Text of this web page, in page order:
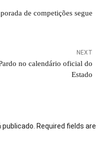
de competições segue
NEXT
no calendário oficial do
Estado
Required fields are